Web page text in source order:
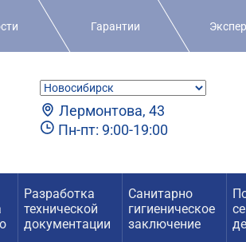
Гарантии
Лермонтова, 43
Пн-пт: 9:00-19:00
Разработка
технической
документации
Санитарно
гигиеническое
заключение